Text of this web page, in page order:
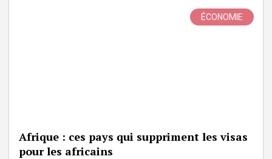
ÉCONOMIE
Afrique : ces pays qui suppriment les visas
pour les africains